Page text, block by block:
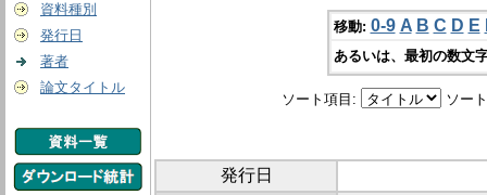
資料種別
発行日
著者
論文タイトル
移動: 0-9 A B C D E
あるいは、最初の数文
ソート項目: ソー
発行日